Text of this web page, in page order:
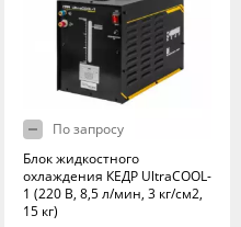
По запросу
Блок жидкостного
охлаждения КЕДР UltraCOOL-
1 (220 В, 8,5 л/мин, 3 кг/см2,
15 кг)